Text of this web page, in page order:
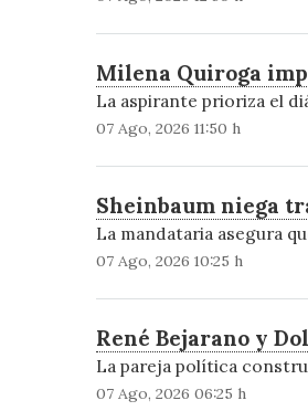
Milena Quiroga
La aspirante prioriza el
07 Ago, 2026 11:50 h
Sheinbaum niega
La mandataria asegura
07 Ago, 2026 10:25 h
René Bejarano y
La pareja política
07 Ago, 2026 06:25 h